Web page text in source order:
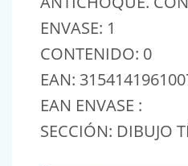
ENVASE: 1
CONTENIDO: 0
EAN:
EAN ENVASE :
SECCIÓN: DIBUJO